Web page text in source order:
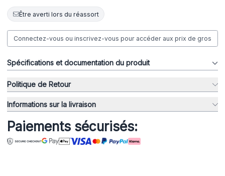
Être averti lors du réassort
Connectez-vous ou inscrivez-vous pour accéder aux prix de gros
Spécifications et documentation du produit
Politique de Retour
Informations sur la livraison
Paiements sécurisés: